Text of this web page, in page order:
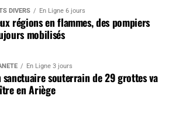
DIVERS En Ligne 6 jours
régions en flammes, des pompiers
mobilisés
En Ligne 3 jours
sanctuaire souterrain de 29 grottes va
en Ariège